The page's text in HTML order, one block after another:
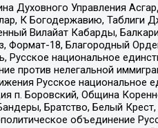
Духовного Управления
К Богодержавию, Таблиги
Вилайат Кабарды,
Формат-18, Благородный
национальное
против нелегальной
Русское национальное
п. Боровский, Община
Братство, Белый
объединение